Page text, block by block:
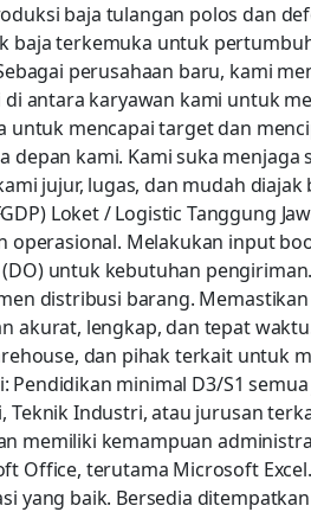
baja tulangan polos dan
baja terkemuka untuk
perusahaan baru, kami
antara karyawan kami untuk
untuk mencapai target dan
depan kami. Kami suka menjaga
jujur, lugas, dan mudah diajak
Loket / Logistic Tanggung
operasional. Melakukan input
untuk kebutuhan
distribusi barang.
akurat, lengkap, dan tepat
dan pihak terkait untuk
Pendidikan minimal D3/S1
Teknik Industri, atau jurusan
memiliki kemampuan
Office, terutama Microsoft
yang baik. Bersedia